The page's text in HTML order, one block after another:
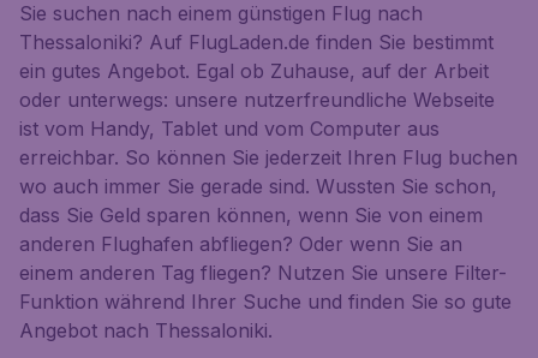
Sie suchen nach einem günstigen Flug nach
Thessaloniki? Auf FlugLaden.de finden Sie bestimmt
ein gutes Angebot. Egal ob Zuhause, auf der Arbeit
oder unterwegs: unsere nutzerfreundliche Webseite
ist vom Handy, Tablet und vom Computer aus
erreichbar. So können Sie jederzeit Ihren Flug buchen
wo auch immer Sie gerade sind. Wussten Sie schon,
dass Sie Geld sparen können, wenn Sie von einem
anderen Flughafen abfliegen? Oder wenn Sie an
einem anderen Tag fliegen? Nutzen Sie unsere Filter-
Funktion während Ihrer Suche und finden Sie so gute
Angebot nach Thessaloniki.